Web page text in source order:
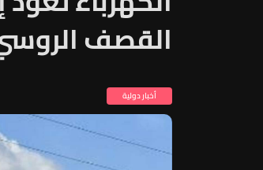
القصف
أخبار دولية